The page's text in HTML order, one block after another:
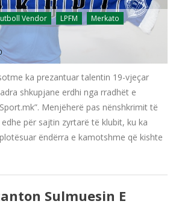
Vendor LPFM
Merkato
ka prezantuar talentin 19-vjeçar
shkupjane erdhi nga rradhët e
Menjëherë pas nënshkrimit të
për sajtin zyrtarë të klubit, ku ka
ëndërra e kamotshme që kishte
Sulmuesin E